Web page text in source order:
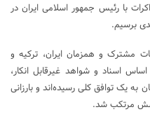
با رئیس جمهور اسلامی ایران در
برسیم.
مشترک و همزمان ایران، ترکیه و
اسناد و شواهد غیرقابل انکار،
یک توافق کلی رسیده‌اند و بارزانی
مرتکب شد.